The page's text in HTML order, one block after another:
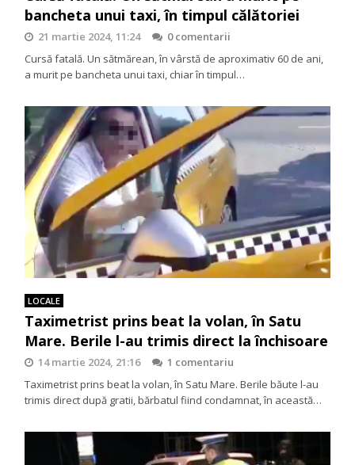
bancheta unui taxi, în timpul călătoriei
21 martie 2024, 11:24
0 comentarii
Cursă fatală. Un sătmărean, în vârstă de aproximativ 60 de ani,
a murit pe bancheta unui taxi, chiar în timpul…
LOCALE
Taximetrist prins beat la volan, în Satu
Mare. Berile l-au trimis direct la închisoare
14 martie 2024, 21:16
1 comentariu
Taximetrist prins beat la volan, în Satu Mare. Berile băute l-au
trimis direct după gratii, bărbatul fiind condamnat, în această…